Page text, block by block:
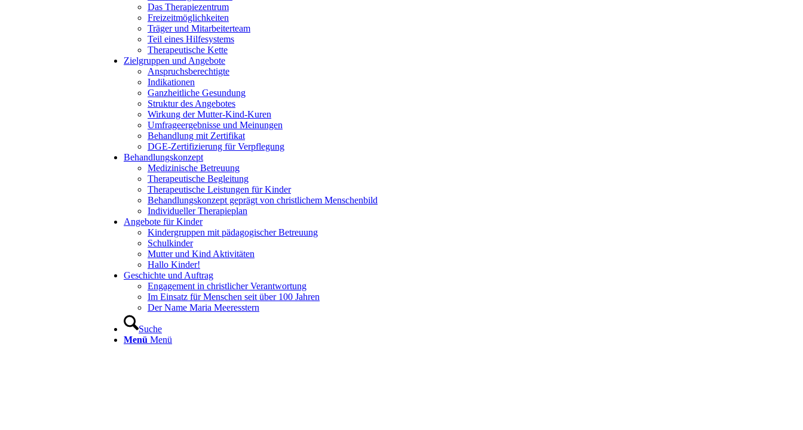
Das Therapiezentrum
Freizeitmöglichkeiten
Träger und Mitarbeiterteam
Teil eines Hilfesystems
Therapeutische Kette
Zielgruppen und Angebote
Anspruchsberechtigte
Indikationen
Ganzheitliche Gesundung
Struktur des Angebotes
Wirkung der Mutter-Kind-Kuren
Umfrageergebnisse und Meinungen
Behandlung mit Zertifikat
DGE-Zertifizierung für Verpflegung
Behandlungskonzept
Medizinische Betreuung
Therapeutische Begleitung
Therapeutische Leistungen für Kinder
Behandlungskonzept geprägt von christlichem Menschenbild
Individueller Therapieplan
Angebote für Kinder
Kindergruppen mit pädagogischer Betreuung
Schulkinder
Mutter und Kind Aktivitäten
Hallo Kinder!
Geschichte und Auftrag
Engagement in christlicher Verantwortung
Im Einsatz für Menschen seit über 100 Jahren
Der Name Maria Meeresstern
Suche
Menü Menü